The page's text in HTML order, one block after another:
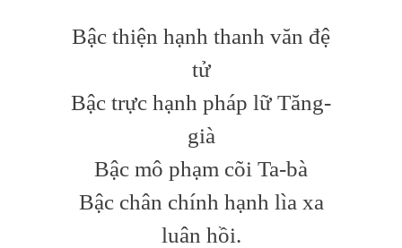
Bậc thiện hạnh thanh văn đệ
tử
Bậc trực hạnh pháp lữ Tăng-
già
Bậc mô phạm cõi Ta-bà
Bậc chân chính hạnh lìa xa
luân hồi.